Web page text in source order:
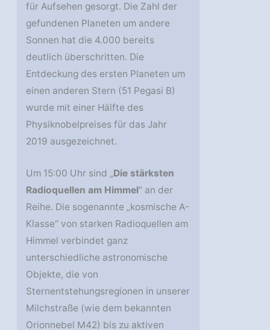
für Aufsehen gesorgt. Die Zahl der
gefundenen Planeten um andere
Sonnen hat die 4.000 bereits
deutlich überschritten. Die
Entdeckung des ersten Planeten um
einen anderen Stern (51 Pegasi B)
wurde mit einer Hälfte des
Physiknobelpreises für das Jahr
2019 ausgezeichnet.
Um 15:00 Uhr sind „Die stärksten
Radioquellen am Himmel“ an der
Reihe. Die sogenannte „kosmische A-
Klasse“ von starken Radioquellen am
Himmel verbindet ganz
unterschiedliche astronomische
Objekte, die von
Sternentstehungsregionen in unserer
Milchstraße (wie dem bekannten
Orionnebel M42) bis zu aktiven